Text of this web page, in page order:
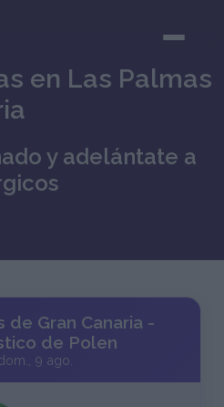
en Las Palmas
y adelántate a
de Gran Canaria -
de Polen
9 ago.